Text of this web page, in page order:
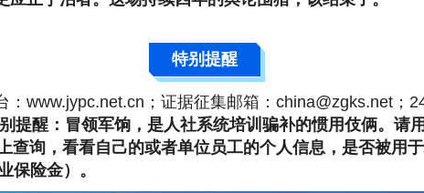
特别提醒
：www.jypc.net.cn；证据征集邮箱：china@zgks.net；
别提醒：冒领军饷，是人社系统培训骗补的惯用伎俩。请
询，看看自己的或者单位员工的个人信息，是否被用
保险金）。